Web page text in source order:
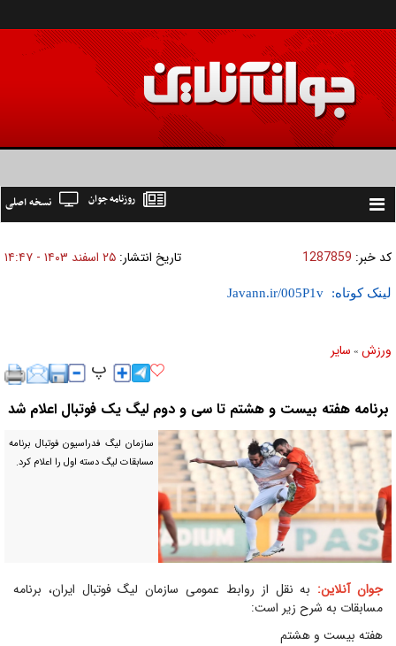
Toggle
نسخه اصلی روزنامه جوان
کد خبر: 1287859 تاریخ انتشار: ۲۵ اسفند ۱۴۰۳ - ۱۴:۴۷
لینک کوتاه:
ورزش » ساير
برنامه هفته بیست و هشتم تا سی و دوم لیگ یک فوتبال اعلام شد
سازمان لیگ فدراسیون فوتبال برنامه
مسابقات لیگ دسته اول را اعلام کرد.
جوان آنلاین: به نقل از روابط عمومی سازمان لیگ فوتبال ایران، برنامه
مسابقات به شرح زیر است:
هفته بیست و هشتم